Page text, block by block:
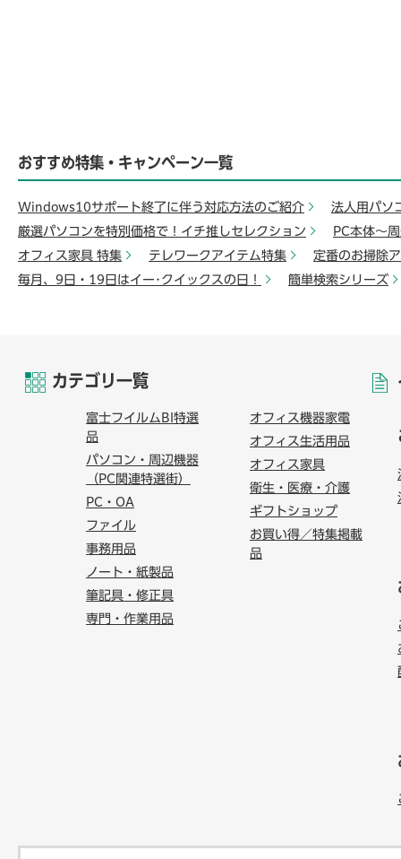
おすすめ特集・キャンペーン一覧
Windows10サポート終了に伴う対応方法のご紹介
法人用パソ
厳選パソコンを特別価格で！イチ推しセレクション
PC本体～
オフィス家具 特集
テレワークアイテム特集
定番のお掃除
毎月、9日・19日はイー･クイックスの日！
簡単検索シリーズ
カテゴリ一覧
富士フイルムBI特選
品
パソコン・周辺機器
（PC関連特選街）
PC・OA
ファイル
事務用品
ノート・紙製品
筆記具・修正具
専門・作業用品
オフィス機器家電
オフィス生活用品
オフィス家具
衛生・医療・介護
ギフトショップ
お買い得／特集掲載
品